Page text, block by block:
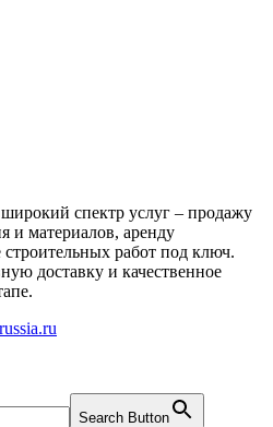
спектр услуг – продажу
и материалов, аренду
работ под ключ.
доставку и качественное
Search Button